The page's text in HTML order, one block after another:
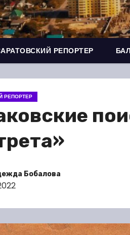
РЕПОРТЕР
РЕПОРТЕР
Бобалова